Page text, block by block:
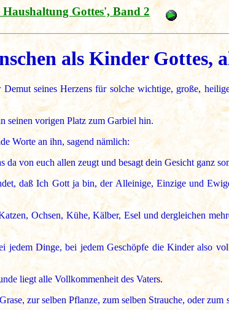
Haushaltung Gottes', Band 2
als Kinder Gottes,
seines Herzens für solche wichtige, große,
seinen vorigen Platz zum Garbiel hin.
Worte an ihn, sagend nämlich:
von euch allen zeugt und besagt dein Gesicht ganz
daß Ich Gott ja bin, der Alleinige, Einzige und
Ochsen, Kühe, Kälber, Esel und dergleichen
jedem Dinge, bei jedem Geschöpfe die Kinder also
liegt alle Vollkommenheit des Vaters.
zur selben Pflanze, zum selben Strauche, oder zum